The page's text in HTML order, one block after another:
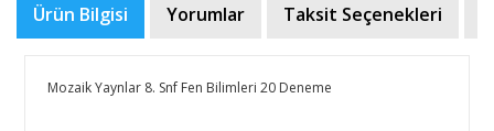
Ürün Bilgisi Yorumlar Taksit Seçenekleri
Mozaik Yaynlar 8. Snf Fen Bilimleri 20 Deneme